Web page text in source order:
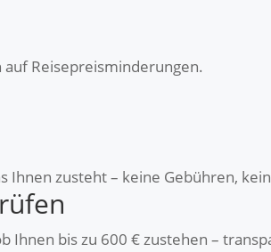
auf Reisepreisminderungen.
Ihnen zusteht – keine Gebühren,
Ihnen bis zu 600 € zustehen –